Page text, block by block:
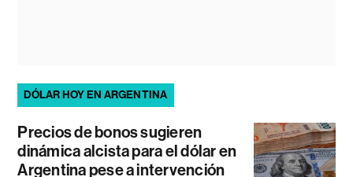
DÓLAR HOY EN ARGENTINA
Precios de bonos sugieren
dinámica alcista para el dólar en
Argentina pese a intervención